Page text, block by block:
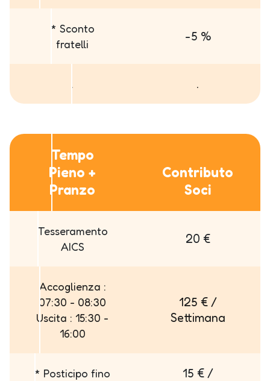
* Sconto
fratelli
-5 %
. .
Tempo
Pieno +
Pranzo
Contributo
Soci
Tesseramento
AICS
20 €
Accoglienza :
07:30 - 08:30
Uscita : 15:30 -
16:00
125 € /
Settimana
* Posticipo fino
15 € /